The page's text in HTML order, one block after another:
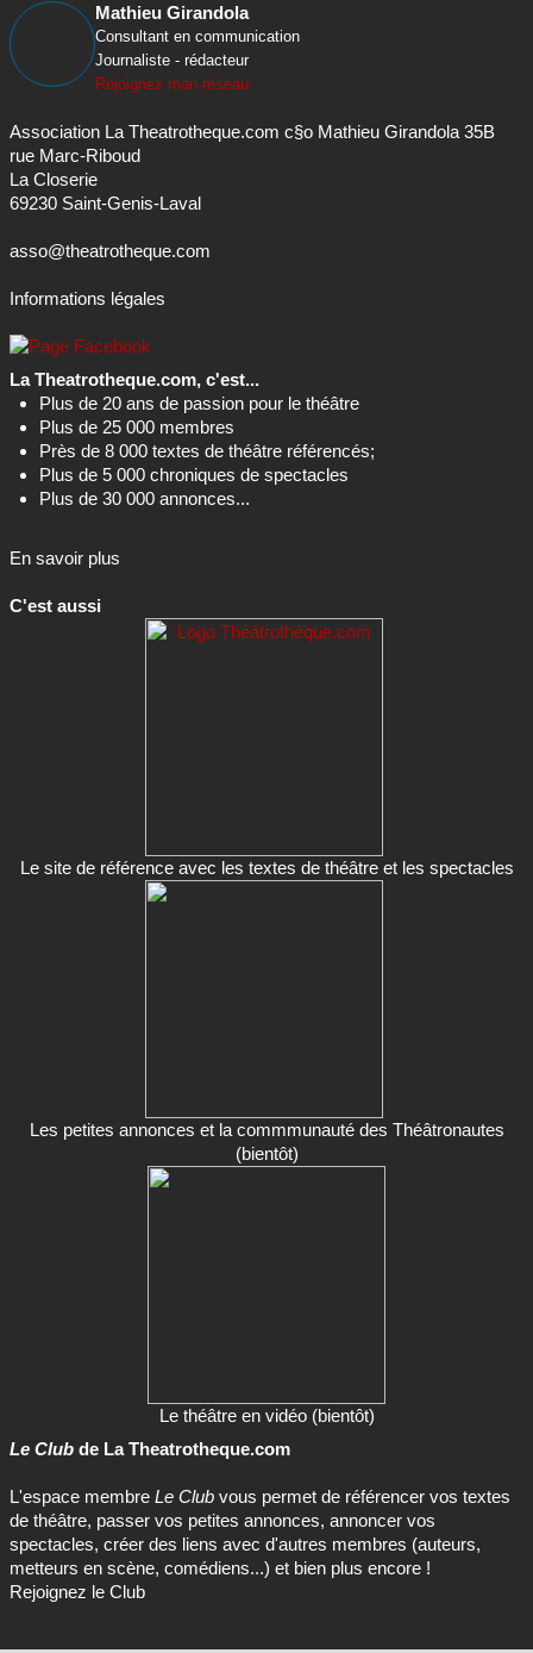
Mathieu Girandola
Consultant en communication
Journaliste - rédacteur
Rejoignez mon réseau
Association La Theatrotheque.com c§o Mathieu Girandola 35B
rue Marc-Riboud
La Closerie
69230 Saint-Genis-Laval
asso@theatrotheque.com
Informations légales
La Theatrotheque.com, c'est...
Plus de 20 ans de passion pour le théâtre
Plus de 25 000 membres
Près de 8 000 textes de théâtre référencés;
Plus de 5 000 chroniques de spectacles
Plus de 30 000 annonces...
En savoir plus
C'est aussi
Le site de référence avec les textes de théâtre et les spectacles
Les petites annonces et la commmunauté des Théâtronautes
(bientôt)
Le théâtre en vidéo (bientôt)
Le Club de La Theatrotheque.com
L'espace membre Le Club vous permet de référencer vos textes
de théâtre, passer vos petites annonces, annoncer vos
spectacles, créer des liens avec d'autres membres (auteurs,
metteurs en scène, comédiens...) et bien plus encore !
Rejoignez le Club